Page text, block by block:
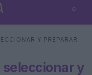
⌕
⌕ ×
Y PREPARAR
y